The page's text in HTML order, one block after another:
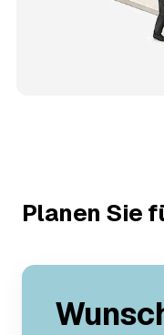
Planen Sie